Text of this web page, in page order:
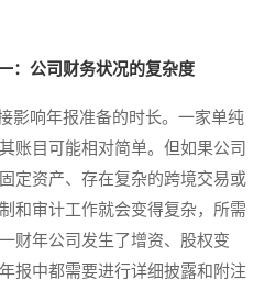
：公司财务状况的复杂度
响年报准备的时长。一家单纯
账目可能相对简单。但如果公司
定资产、存在复杂的跨境交易或
和审计工作就会变得复杂，所需
财年公司发生了增资、股权变
报中都需要进行详细披露和附注